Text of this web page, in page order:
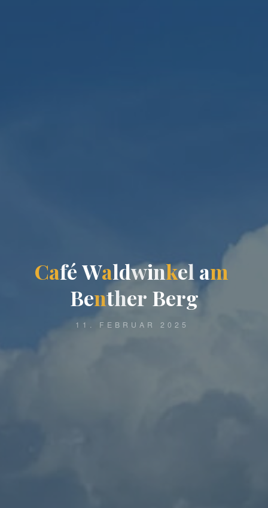
CaféWaldwinkel am
Benther Berg
11. FEBRUAR 2025